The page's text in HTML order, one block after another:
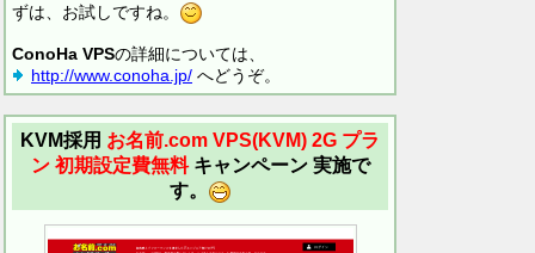
ずは、お試しですね。
ConoHa VPSの詳細については、
http://www.conoha.jp/ へどうぞ。
KVM採用 お名前.com VPS(KVM) 2G プラ
ン 初期設定費無料 キャンペーン 実施で
す。